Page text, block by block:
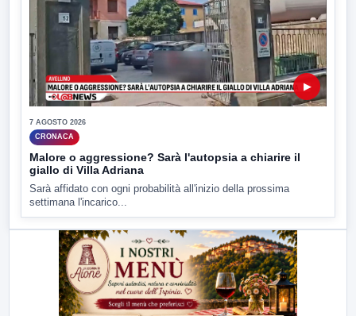
▶
7 AGOSTO 2026
CRONACA
Malore o aggressione? Sarà l'autopsia a chiarire il
giallo di Villa Adriana
Sarà affidato con ogni probabilità all'inizio della prossima
settimana l'incarico...